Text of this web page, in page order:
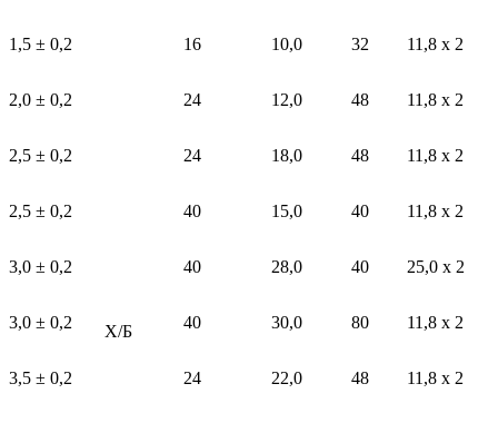
Х/Б
1,5 ± 0,2 16 10,0 32 11,8 х 2
2,0 ± 0,2 24 12,0 48 11,8 х 2
2,5 ± 0,2 24 18,0 48 11,8 х 2
2,5 ± 0,2 40 15,0 40 11,8 х 2
3,0 ± 0,2 40 28,0 40 25,0 х 2
3,0 ± 0,2 40 30,0 80 11,8 х 2
3,5 ± 0,2 24 22,0 48 11,8 х 2